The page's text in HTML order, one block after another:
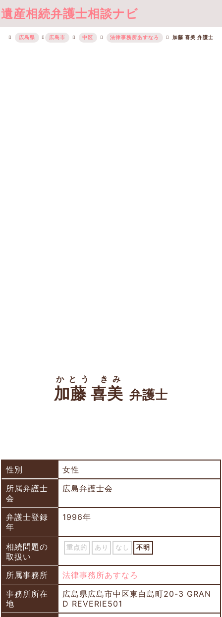
遺産相続弁護士相談ナビ
広島県 広島市 中区 法律事務所あすなろ 加藤 喜美 弁護士
加藤 喜美
かとう きみ
弁護士
性別
女性
所属弁護士
会
広島弁護士会
弁護士登録
年
1996年
相続問題の
取扱い
重点的 あり なし 不明
所属事務所
法律事務所あすなろ
事務所所在
地
広島県広島市中区東白島町20-3 GRAN
D REVERIE501